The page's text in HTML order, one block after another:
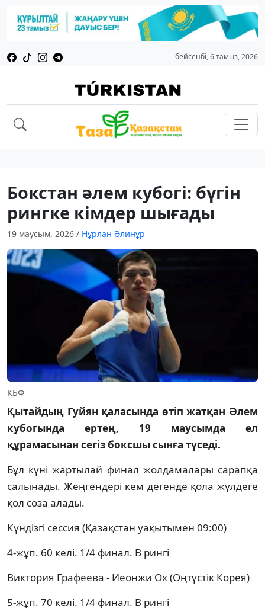
бейсенбі, 6 тамыз, 2026
Бокстан әлем кубогі: бүгін
рингке кімдер шығады
19 маусым, 2026 / Нұрлан Әлинұр
ҚБФ
Қытайдың Гуйян қаласында өтіп жатқан Әлем
кубогында ертең, 19 маусымда ел
құрамасынан сегіз боксшы сынға түседі.
Бұл күні жартылай финал жолдамалары сарапқа
салынады. Жеңгендері кем дегенде қола жүлдеге
қол соза алады.
Күндізгі сессия (Қазақстан уақытымен 09:00)
4-жұп. 60 келі. 1/4 финал. В рингі
Виктория Графеева - Иеонжи Ох (Оңтүстік Корея)
5-жұп. 70 келі. 1/4 финал. В рингі